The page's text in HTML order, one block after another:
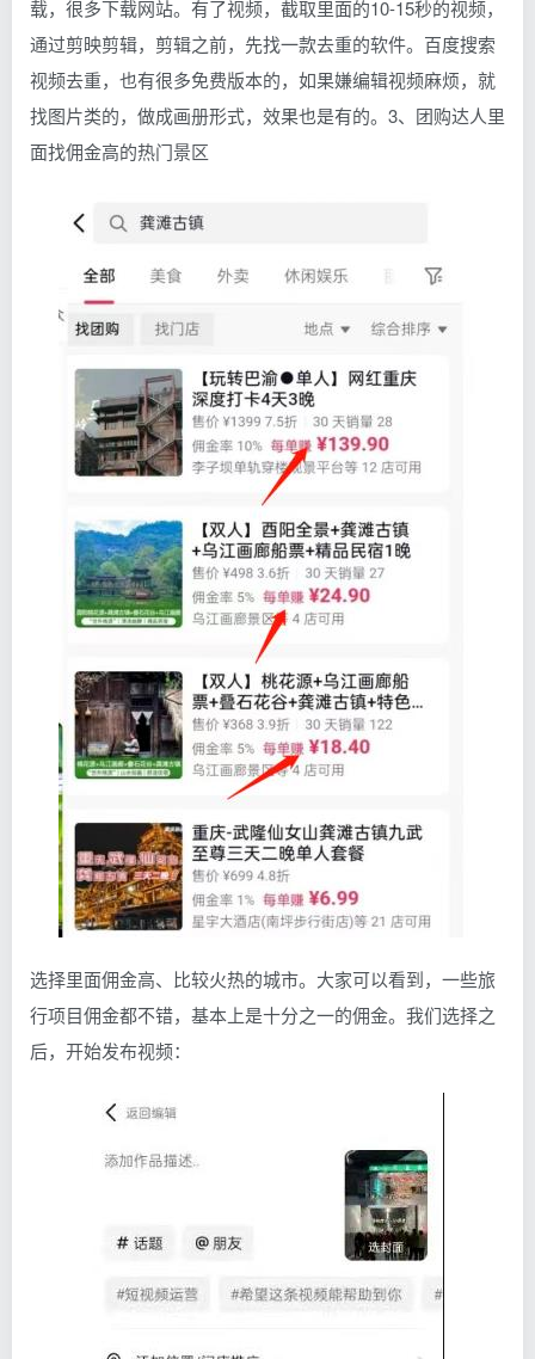
载，很多下载网站。有了视频，截取里面的10-15秒的视频，
通过剪映剪辑，剪辑之前，先找一款去重的软件。百度搜索
视频去重，也有很多免费版本的，如果嫌编辑视频麻烦，就
找图片类的，做成画册形式，效果也是有的。3、团购达人里
面找佣金高的热门景区
选择里面佣金高、比较火热的城市。大家可以看到，一些旅
行项目佣金都不错，基本上是十分之一的佣金。我们选择之
后，开始发布视频：